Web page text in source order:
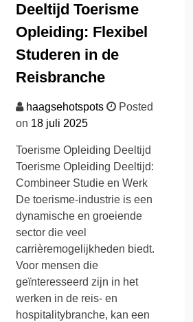
Deeltijd Toerisme
Opleiding: Flexibel
Studeren in de
Reisbranche
haagsehotspots
Posted
on 18 juli 2025
Toerisme Opleiding Deeltijd
Toerisme Opleiding Deeltijd:
Combineer Studie en Werk
De toerisme-industrie is een
dynamische en groeiende
sector die veel
carrièremogelijkheden biedt.
Voor mensen die
geïnteresseerd zijn in het
werken in de reis- en
hospitalitybranche, kan een